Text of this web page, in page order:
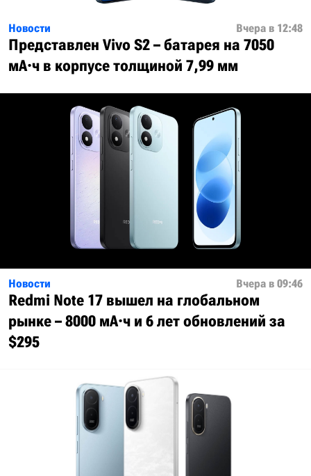
Новости Вчера в 12:48
Представлен Vivo S2 – батарея на 7050
мА·ч в корпусе толщиной 7,99 мм
Новости Вчера в 09:46
Redmi Note 17 вышел на глобальном
рынке – 8000 мА·ч и 6 лет обновлений за
$295